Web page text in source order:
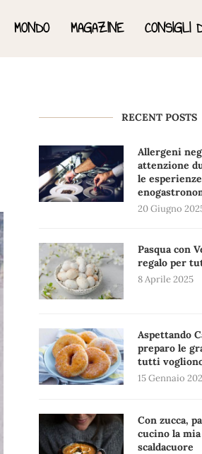
MONDO MAGAZINE CONSIGLI
RECENT POSTS
Allergeni
attenzione
le esperienze
20 Giugno
Pasqua con
regalo per
8 Aprile 2025
Aspettando
preparo le
tutti
15 Gennaio
Con zucca,
cucino la
scaldacuore